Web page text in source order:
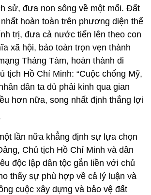
sử, đưa non sông về một mối. Đất
hoàn toàn trên phương diện thể
trị, đưa cả nước tiến lên theo con
xã hội, bảo toàn trọn vẹn thành
Tháng Tám, hoàn thành di
tịch Hồ Chí Minh: “Cuộc chống Mỹ,
dân ta dù phải kinh qua gian
hơn nữa, song nhất định thắng lợi
lần nữa khẳng định sự lựa chọn
Chủ tịch Hồ Chí Minh và dân
độc lập dân tộc gắn liền với chủ
thấy sự phù hợp về cả lý luận và
cuộc xây dựng và bảo vệ đất